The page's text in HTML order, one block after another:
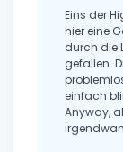
Eins der
hier eine
durch die
gefallen.
einfach
Anyway,